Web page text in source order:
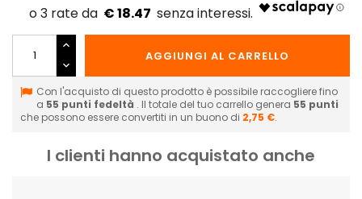
€ 18.47
AGGIUNGI AL CARRELLO
Con l'acquisto di questo prodotto è possibile raccogliere fino
a 55 punti fedeltà . Il totale del tuo carrello genera 55 punti
che possono essere convertiti in un buono di 2,75 €.
I clienti hanno acquistato anche